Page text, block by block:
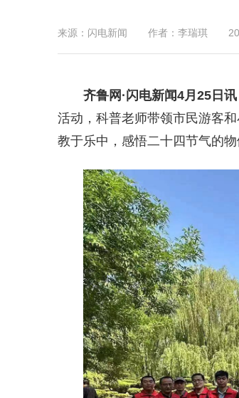
来源： 闪电新闻 作者： 李瑞琪
齐鲁网 ·闪电新闻4月25日讯
活动，科普老师带领市民游客
教于乐中，感悟二十四节气的